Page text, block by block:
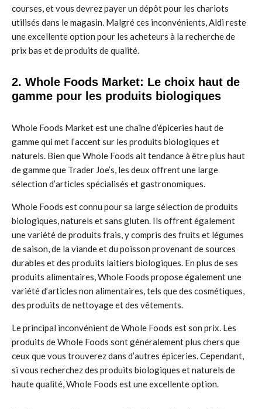
courses, et vous devrez payer un dépôt pour les chariots
utilisés dans le magasin. Malgré ces inconvénients, Aldi reste
une excellente option pour les acheteurs à la recherche de
prix bas et de produits de qualité.
2. Whole Foods Market: Le choix haut de
gamme pour les produits biologiques
Whole Foods Market est une chaîne d’épiceries haut de
gamme qui met l’accent sur les produits biologiques et
naturels. Bien que Whole Foods ait tendance à être plus haut
de gamme que Trader Joe’s, les deux offrent une large
sélection d’articles spécialisés et gastronomiques.
Whole Foods est connu pour sa large sélection de produits
biologiques, naturels et sans gluten. Ils offrent également
une variété de produits frais, y compris des fruits et légumes
de saison, de la viande et du poisson provenant de sources
durables et des produits laitiers biologiques. En plus de ses
produits alimentaires, Whole Foods propose également une
variété d’articles non alimentaires, tels que des cosmétiques,
des produits de nettoyage et des vêtements.
Le principal inconvénient de Whole Foods est son prix. Les
produits de Whole Foods sont généralement plus chers que
ceux que vous trouverez dans d’autres épiceries. Cependant,
si vous recherchez des produits biologiques et naturels de
haute qualité, Whole Foods est une excellente option.